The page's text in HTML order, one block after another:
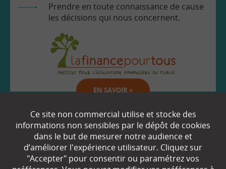
Prendre en toute connaissance de cause
les décisions qui nous concernent.
EN SAVOIR +
Qui sommes-nous ?
Partenaires
Ce site non commercial utilise et stocke des
informations non sensibles par le dépôt de cookies
dans le but de mesurer notre audience et
d’améliorer l'expérience utilisateur. Cliquez sur
"Accepter" pour consentir ou paramétrez vos